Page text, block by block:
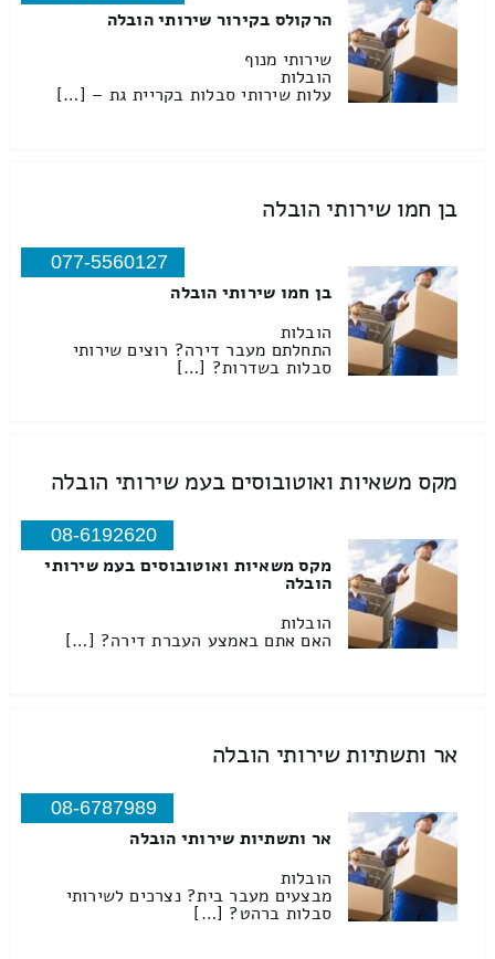
הרקולס בקירור שירותי הובלה
שירותי מנוף
הובלות
עלות שירותי סבלות בקריית גת – […]
בן חמו שירותי הובלה
077-5560127
בן חמו שירותי הובלה
הובלות
התחלתם מעבר דירה? רוצים שירותי
סבלות בשדרות? […]
מקס משאיות ואוטובוסים בעמ שירותי הובלה
08-6192620
מקס משאיות ואוטובוסים בעמ שירותי
הובלה
הובלות
האם אתם באמצע העברת דירה? […]
אר ותשתיות שירותי הובלה
08-6787989
אר ותשתיות שירותי הובלה
הובלות
מבצעים מעבר בית? נצרכים לשירותי
סבלות ברהט? […]